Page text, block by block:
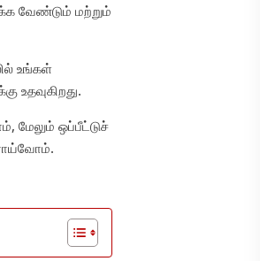
வேண்டும் மற்றும்
உங்கள்
உதவுகிறது.
மேலும் ஒப்பீட்டுச்